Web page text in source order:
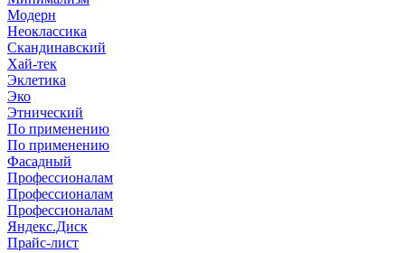
Модерн
Неоклассика
Скандинавский
Хай-тек
Эклетика
Эко
Этнический
По применению
По применению
Фасадный
Профессионалам
Профессионалам
Профессионалам
Яндекс.Диск
Прайс-лист